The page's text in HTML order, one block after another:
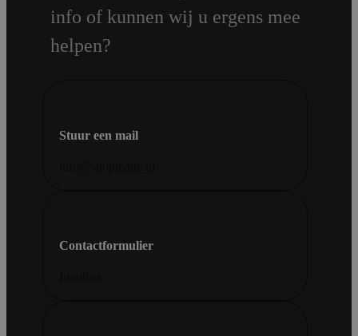
info of kunnen wij u ergens mee
helpen?
Stuur een mail
Contactformulier